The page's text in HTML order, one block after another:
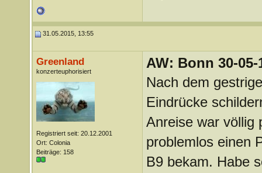
31.05.2015, 13:55
Greenland
konzerteuphorisiert
Registriert seit: 20.12.2001
Ort: Colonia
Beiträge: 158
AW: Bonn 30-
Nach dem
Eindrücke
Anreise war völlig
problemlos einen
B9 bekam. Habe